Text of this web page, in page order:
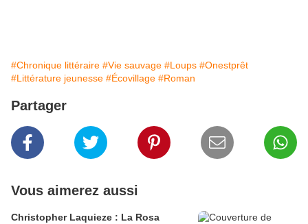
#Chronique littéraire #Vie sauvage #Loups #Onestprêt
#Littérature jeunesse #Écovillage #Roman
Partager
Vous aimerez aussi
Christopher Laquieze : La Rosa